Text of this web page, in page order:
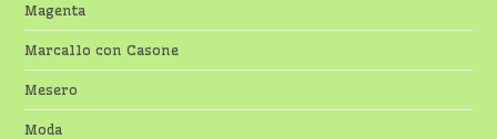
Magenta
Marcallo con Casone
Mesero
Moda